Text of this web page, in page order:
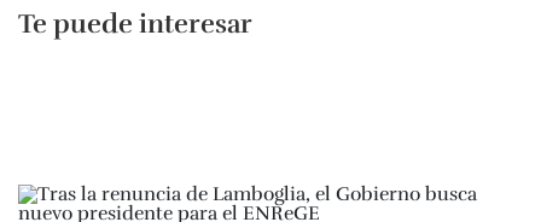
Te puede interesar